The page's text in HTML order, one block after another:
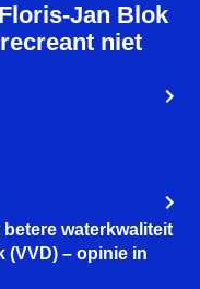
Blok
niet
waterkwaliteit
(VVD) – opinie in